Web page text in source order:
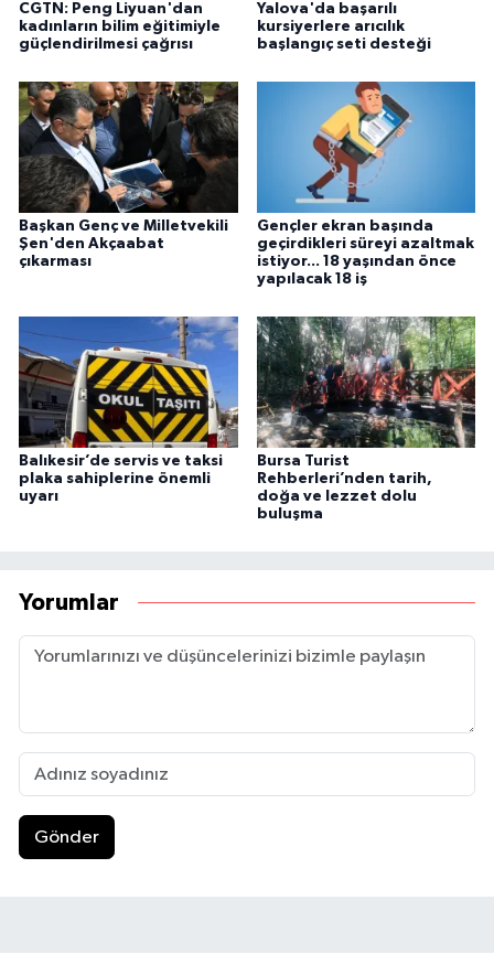
CGTN: Peng Liyuan'dan
kadınların bilim eğitimiyle
güçlendirilmesi çağrısı
Yalova'da başarılı
kursiyerlere arıcılık
başlangıç seti desteği
Başkan Genç ve Milletvekili
Şen'den Akçaabat
çıkarması
Gençler ekran başında
geçirdikleri süreyi azaltmak
istiyor... 18 yaşından önce
yapılacak 18 iş
Balıkesir’de servis ve taksi
plaka sahiplerine önemli
uyarı
Bursa Turist
Rehberleri’nden tarih,
doğa ve lezzet dolu
buluşma
Yorumlar
Gönder